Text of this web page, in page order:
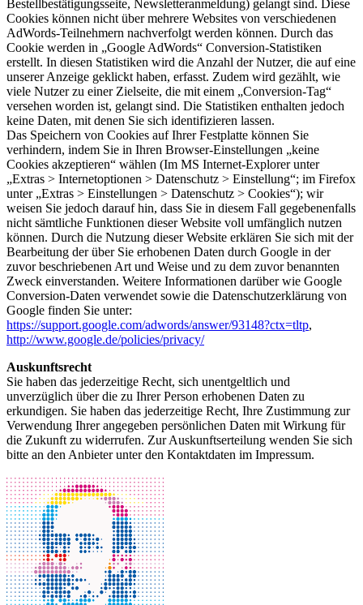
Bestellbestätigungsseite, Newsletteranmeldung) gelangt sind. Diese
Cookies können nicht über mehrere Websites von verschiedenen
AdWords-Teilnehmern nachverfolgt werden können. Durch das
Cookie werden in „Google AdWords“ Conversion-Statistiken
erstellt. In diesen Statistiken wird die Anzahl der Nutzer, die auf eine
unserer Anzeige geklickt haben, erfasst. Zudem wird gezählt, wie
viele Nutzer zu einer Zielseite, die mit einem „Conversion-Tag“
versehen worden ist, gelangt sind. Die Statistiken enthalten jedoch
keine Daten, mit denen Sie sich identifizieren lassen.
Das Speichern von Cookies auf Ihrer Festplatte können Sie
verhindern, indem Sie in Ihren Browser-Einstellungen „keine
Cookies akzeptieren“ wählen (Im MS Internet-Explorer unter
„Extras > Internetoptionen > Datenschutz > Einstellung“; im Firefox
unter „Extras > Einstellungen > Datenschutz > Cookies“); wir
weisen Sie jedoch darauf hin, dass Sie in diesem Fall gegebenenfalls
nicht sämtliche Funktionen dieser Website voll umfänglich nutzen
können. Durch die Nutzung dieser Website erklären Sie sich mit der
Bearbeitung der über Sie erhobenen Daten durch Google in der
zuvor beschriebenen Art und Weise und zu dem zuvor benannten
Zweck einverstanden. Weitere Informationen darüber wie Google
Conversion-Daten verwendet sowie die Datenschutzerklärung von
Google finden Sie unter:
https://support.google.com/adwords/answer/93148?ctx=tltp,
http://www.google.de/policies/privacy/
Auskunftsrecht
Sie haben das jederzeitige Recht, sich unentgeltlich und
unverzüglich über die zu Ihrer Person erhobenen Daten zu
erkundigen. Sie haben das jederzeitige Recht, Ihre Zustimmung zur
Verwendung Ihrer angegeben persönlichen Daten mit Wirkung für
die Zukunft zu widerrufen. Zur Auskunftserteilung wenden Sie sich
bitte an den Anbieter unter den Kontaktdaten im Impressum.